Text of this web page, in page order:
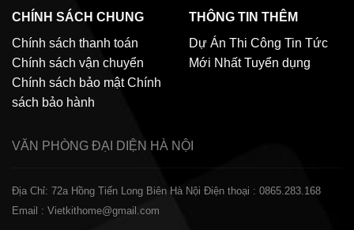
CHÍNH SÁCH CHUNG
Chính sách thanh toán
Chính sách vận chuyển
Chính sách bảo mật Chính
sách bảo hành
THÔNG TIN THÊM
Dự Án Thi Công Tin Tức
Mới Nhất Tuyển dụng
VĂN PHÒNG ĐẠI DIỆN HÀ NỘI
Địa Chỉ: 72a Hồng Tiến Long Biên Hà Nội Điện thoại : 0865.283.168
Email : Vietkithome@gmail.com